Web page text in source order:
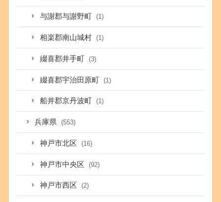
与謝郡与謝野町 (1)
相楽郡南山城村 (1)
綴喜郡井手町 (3)
綴喜郡宇治田原町 (1)
船井郡京丹波町 (1)
兵庫県 (553)
神戸市北区 (16)
神戸市中央区 (92)
神戸市西区 (2)